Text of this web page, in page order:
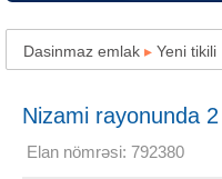
Dasinmaz emlak ▸ Yeni tikili
Nizami rayonunda
verilir, 40 m²
Elan nömrəsi: 792380